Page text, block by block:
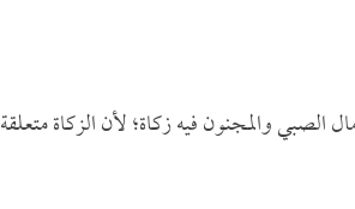
الصبي والمجنون فيه زكاة؛ لأن الزكاة متعلقة